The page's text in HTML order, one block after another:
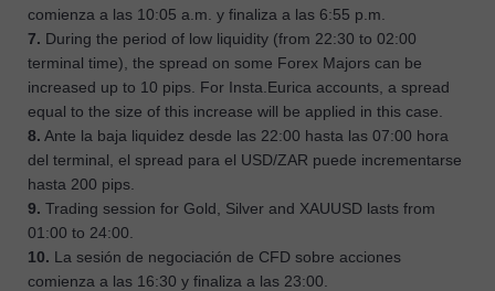
comienza a las 10:05 a.m. y finaliza a las 6:55 p.m.
7. During the period of low liquidity (from 22:30 to 02:00
terminal time), the spread on some Forex Majors can be
increased up to 10 pips. For Insta.Eurica accounts, a spread
equal to the size of this increase will be applied in this case.
8. Ante la baja liquidez desde las 22:00 hasta las 07:00 hora
del terminal, el spread para el USD/ZAR puede incrementarse
hasta 200 pips.
9. Trading session for Gold, Silver and XAUUSD lasts from
01:00 to 24:00.
10. La sesión de negociación de CFD sobre acciones
comienza a las 16:30 y finaliza a las 23:00.